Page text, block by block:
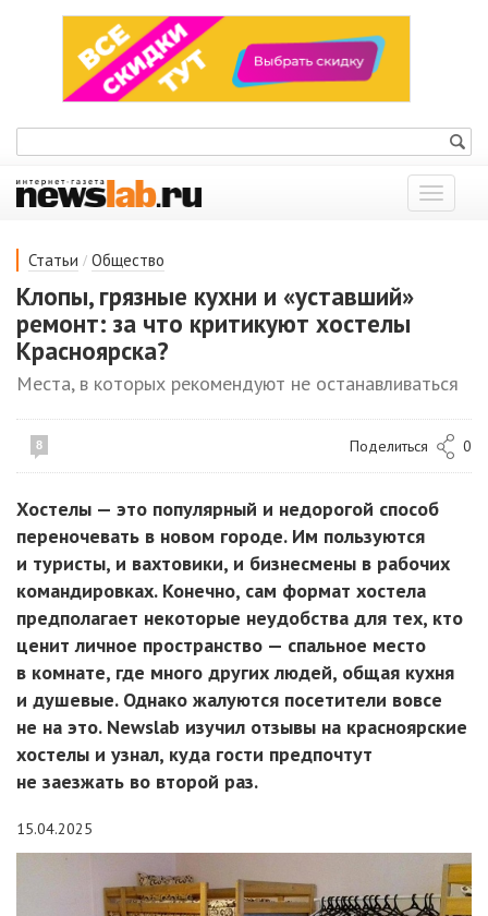
Показать
меню
Статьи / Общество
Клопы, грязные кухни и «уставший»
ремонт: за что критикуют хостелы
Красноярска?
Места, в которых рекомендуют не останавливаться
8 Поделиться 0
Хостелы — это популярный и недорогой способ
переночевать в новом городе. Им пользуются
и туристы, и вахтовики, и бизнесмены в рабочих
командировках. Конечно, сам формат хостела
предполагает некоторые неудобства для тех, кто
ценит личное пространство — спальное место
в комнате, где много других людей, общая кухня
и душевые. Однако жалуются посетители вовсе
не на это. Newslab изучил отзывы на красноярские
хостелы и узнал, куда гости предпочтут
не заезжать во второй раз.
15.04.2025